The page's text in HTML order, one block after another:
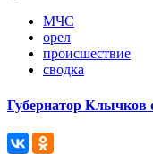
МЧС
орел
происшествие
сводка
Губернатор Клычков